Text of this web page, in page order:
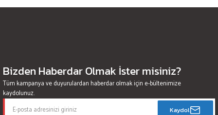
Bizden Haberdar Olmak İster misiniz?
Tüm kampanya ve duyurulardan haberdar olmak için e-bültenimize
kaydolunuz.
Kaydol